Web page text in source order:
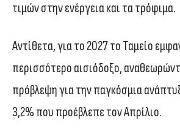
τιμών στην ενέργεια και τα τρόφιμα.
Αντίθετα, για το 2027 το Ταμείο
περισσότερο αισιόδοξο,
πρόβλεψη για την παγκόσμια
3,2% που προέβλεπε τον Απρίλιο.